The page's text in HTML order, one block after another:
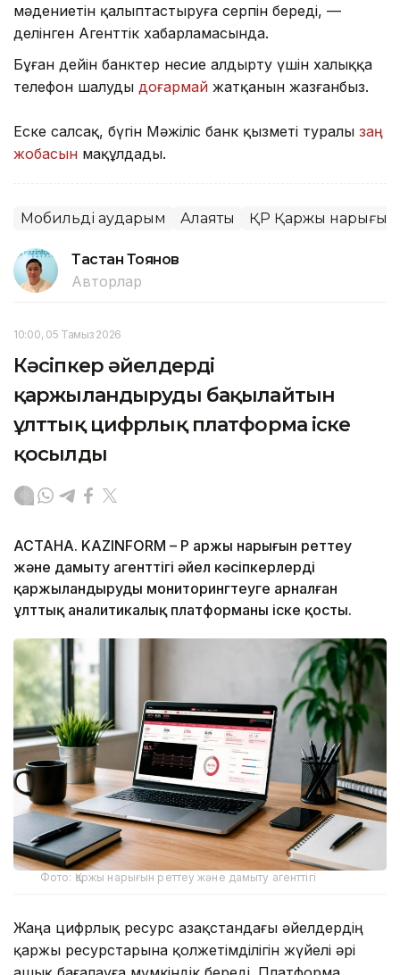
мәдениетін қалыптастыруға серпін береді, —
делінген Агенттік хабарламасында.
Бұған дейін банктер несие алдырту үшін халыққа
телефон шалуды доғармай жатқанын жазғанбыз.
Еске салсақ, бүгін Мәжіліс банк қызметі туралы заң
жобасын мақұлдады.
Мобильді аударым Алаяқтық ҚР Қаржы нарығын
Тастан Тоянов
Авторлар
10:00, 05 Тамыз 2026
Кәсіпкер әйелдерді
қаржыландыруды бақылайтын
ұлттық цифрлық платформа іске
қосылды
АСТАНА. KAZINFORM – ҚР Қаржы нарығын реттеу
және дамыту агенттігі әйел кәсіпкерлерді
қаржыландыруды мониторингтеуге арналған
ұлттық аналитикалық платформаны іске қосты.
Фото: Қаржы нарығын реттеу және дамыту агенттігі
Жаңа цифрлық ресурс Қазақстандағы әйелдердің
қаржы ресурстарына қолжетімділігін жүйелі әрі